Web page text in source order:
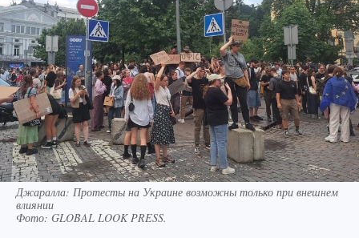
Джаралла: Протесты на Украине возможны только при внешнем
влиянии
Фото: GLOBAL LOOK PRESS.